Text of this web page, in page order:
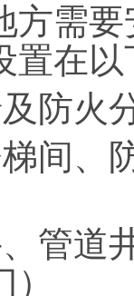
需要
置在
火分
、防
道井